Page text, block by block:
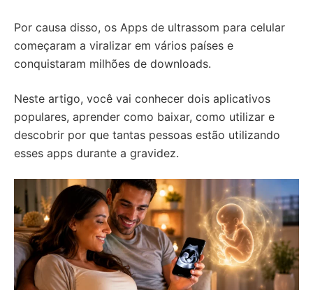
Por causa disso, os Apps de ultrassom para celular
começaram a viralizar em vários países e
conquistaram milhões de downloads.
Neste artigo, você vai conhecer dois aplicativos
populares, aprender como baixar, como utilizar e
descobrir por que tantas pessoas estão utilizando
esses apps durante a gravidez.